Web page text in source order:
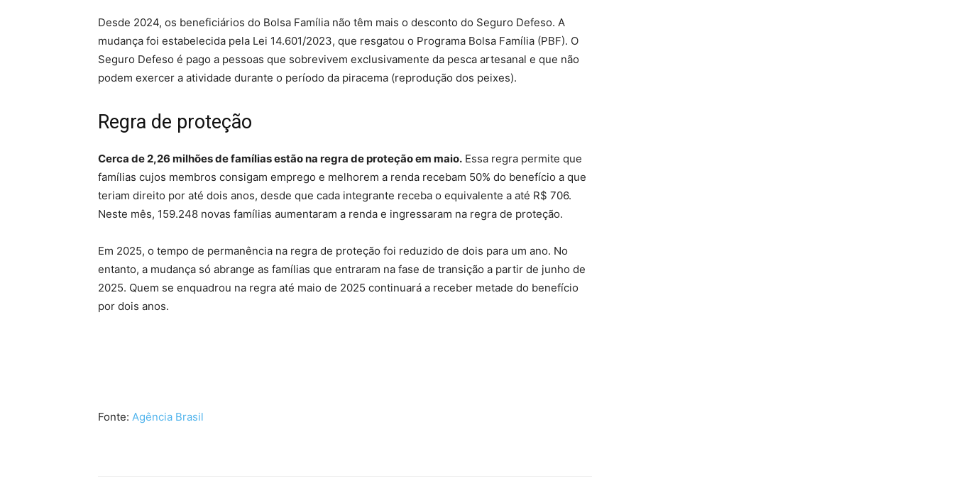
Desde 2024, os beneficiários do Bolsa Família não têm mais o desconto do Seguro Defeso. A
mudança foi estabelecida pela Lei 14.601/2023, que resgatou o Programa Bolsa Família (PBF). O
Seguro Defeso é pago a pessoas que sobrevivem exclusivamente da pesca artesanal e que não
podem exercer a atividade durante o período da piracema (reprodução dos peixes).
Regra de proteção
Cerca de 2,26 milhões de famílias estão na regra de proteção em maio. Essa regra permite que
famílias cujos membros consigam emprego e melhorem a renda recebam 50% do benefício a que
teriam direito por até dois anos, desde que cada integrante receba o equivalente a até R$ 706.
Neste mês, 159.248 novas famílias aumentaram a renda e ingressaram na regra de proteção.
Em 2025, o tempo de permanência na regra de proteção foi reduzido de dois para um ano. No
entanto, a mudança só abrange as famílias que entraram na fase de transição a partir de junho de
2025. Quem se enquadrou na regra até maio de 2025 continuará a receber metade do benefício
por dois anos.
Fonte: Agência Brasil